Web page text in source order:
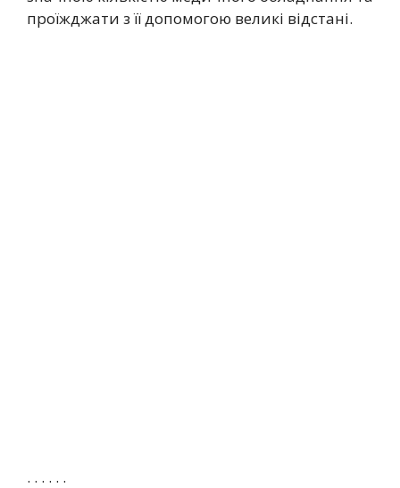
проїжджати з її допомогою великі відстані.
. . . . . .